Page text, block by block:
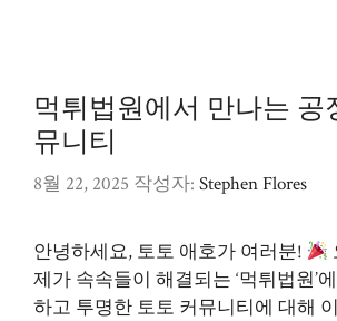
먹튀법원에서 만나는 공
뮤니티
8월 22, 2025 작성자: Stephen Flores
안녕하세요, 토토 애호가 여러분!
제가 속속들이 해결되는 ‘먹튀법원’
하고 투명한 토토 커뮤니티에 대해